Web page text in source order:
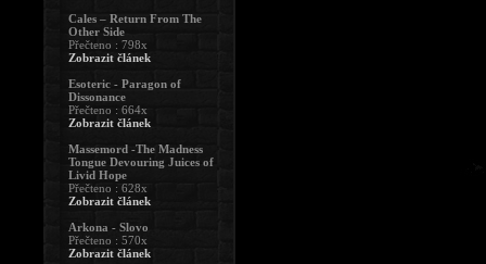
Cales – Return From The
Other Side
Přečteno : 798x
Zobrazit článek
Esoteric - Paragon of
Dissonance
Přečteno : 664x
Zobrazit článek
Massemord -The Madness
Tongue Devouring Juices of
Livid Hope
Přečteno : 628x
Zobrazit článek
Arkona - Slovo
Přečteno : 570x
Zobrazit článek